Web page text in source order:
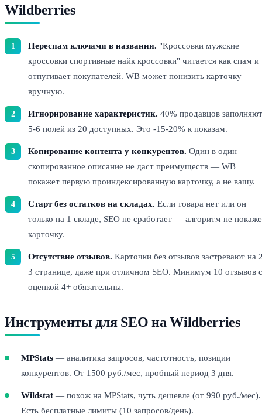
Wildberries
Переспам ключами в названии. "Кроссовки мужские
кроссовки спортивные найк кроссовки" читается как спам и
отпугивает покупателей. WB может понизить карточку
вручную.
Игнорирование характеристик. 40% продавцов заполняют
5-6 полей из 20 доступных. Это -15-20% к показам.
Копирование контента у конкурентов. Один в один
скопированное описание не даст преимуществ — WB
покажет первую проиндексированную карточку, а не вашу.
Старт без остатков на складах. Если товара нет или он
только на 1 складе, SEO не сработает — алгоритм не
карточку.
Отсутствие отзывов. Карточки без отзывов застревают на
3 странице, даже при отличном SEO. Минимум 10 отзывов с
оценкой 4+ обязательны.
Инструменты для SEO на Wildberries
MPStats — аналитика запросов, частотность, позиции
конкурентов. От 1500 руб./мес, пробный период 3 дня.
Wildstat — похож на MPStats, чуть дешевле (от 990 руб./мес).
Есть бесплатные лимиты (10 запросов/день).